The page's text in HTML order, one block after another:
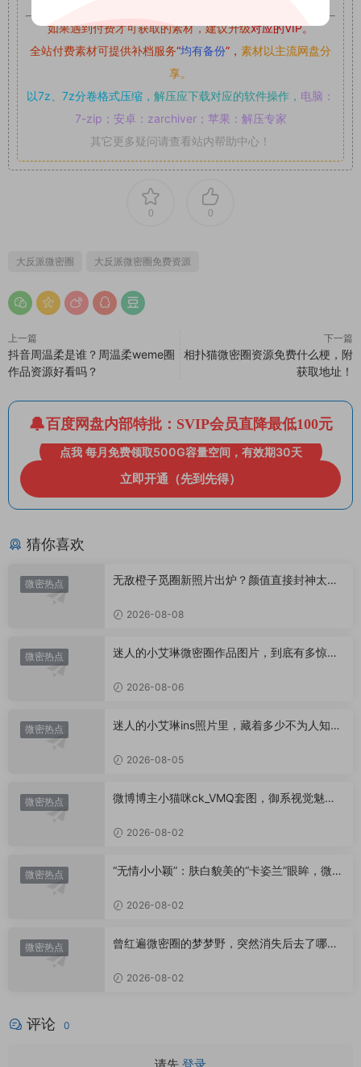
如果遇到付费才可获取的素材，建议升级对应的VIP。
全站付费素材可提供补档服务“均有备份”， 素材以主流网盘分
享。
以7z、7z分卷格式压缩， 解压应下载对应的软件操作， 电脑：
7-zip；安卓：zarchiver；苹果：解压专家
其它更多疑问请查看站内帮助中心！
0 0
大反派微密圈 大反派微密圈免费资源
上一篇
抖音周温柔是谁？周温柔weme圈
作品资源好看吗？
下一篇
相扑猫微密圈资源免费什么梗，附
获取地址！
百度网盘内部特批：SVIP会员直降最低100元
点我 每月免费领取500G容量空间，有效期30天
立即开通（先到先得）
猜你喜欢
微密热点
无敌橙子觅圈新照片出炉？颜值直接封神太惊
2026-08-08
微密热点
迷人的小艾琳微密圈作品图片，到底有多惊
2026-08-06
微密热点
迷人的小艾琳ins照片里，藏着多少不为人知的
2026-08-05
微密热点
微博博主小猫咪ck_VMQ套图，御系视觉魅力
2026-08-02
微密热点
“无情小小颖”：肤白貌美的“卡姿兰”眼眸，微密
2026-08-02
微密热点
曾红遍微密圈的梦梦野，突然消失后去了哪
2026-08-02
评论 0